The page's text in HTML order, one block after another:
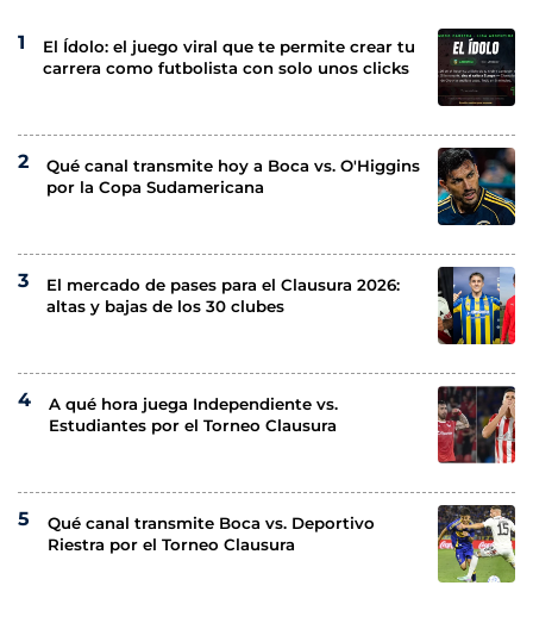
El Ídolo: el juego viral que te permite crear tu
carrera como futbolista con solo unos clicks
Qué canal transmite hoy a Boca vs. O'Higgins
por la Copa Sudamericana
El mercado de pases para el Clausura 2026:
altas y bajas de los 30 clubes
A qué hora juega Independiente vs.
Estudiantes por el Torneo Clausura
Qué canal transmite Boca vs. Deportivo
Riestra por el Torneo Clausura